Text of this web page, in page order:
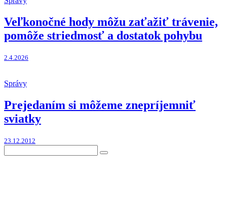
Veľkonočné hody môžu zaťažiť trávenie,
pomôže striedmosť a dostatok pohybu
2.4.2026
Správy
Prejedaním si môžeme znepríjemniť
sviatky
23.12.2012